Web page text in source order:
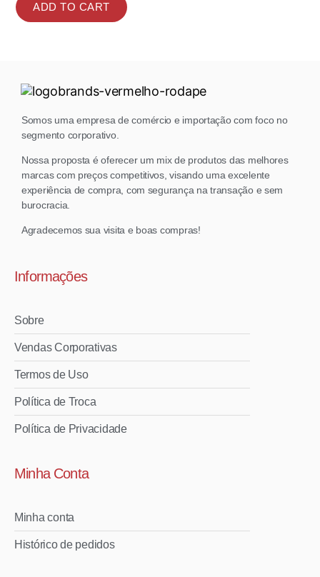
ADD TO CART
Somos uma empresa de comércio e importação com foco no
segmento corporativo.
Nossa proposta é oferecer um mix de produtos das melhores
marcas com preços competitivos, visando uma excelente
experiência de compra, com segurança na transação e sem
burocracia.
Agradecemos sua visita e boas compras!
Informações
Sobre
Vendas Corporativas
Termos de Uso
Política de Troca
Política de Privacidade
Minha Conta
Minha conta
Histórico de pedidos